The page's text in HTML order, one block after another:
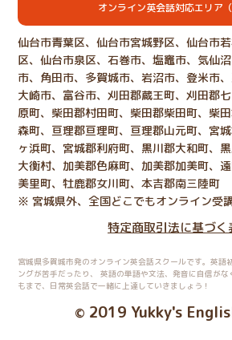
オンライン英会話対応エリア（
仙台市青葉区、仙台市宮城野区、仙台市
区、仙台市泉区、石巻市、塩竈市、気仙
市、角田市、多賀城市、岩沼市、登米市、
大崎市、富谷市、刈田郡蔵王町、刈田郡
原町、柴田郡村田町、柴田郡柴田町、柴
森町、亘理郡亘理町、亘理郡山元町、宮
ヶ浜町、宮城郡利府町、黒川郡大和町、
大衡村、加美郡色麻町、加美郡加美町、
美里町、牡鹿郡女川町、本吉郡南三陸町
※ 宮城県外、全国どこでもオンライン受
特定商取引法に基づく
宮城県多賀城市発のオンライン英会話スクールです。英語
ングが苦手だったり、
英語の単語や文法、発音に自信がな
もまで、日常英会話で一緒に上達していきましょう！
© 2019 Yukky's